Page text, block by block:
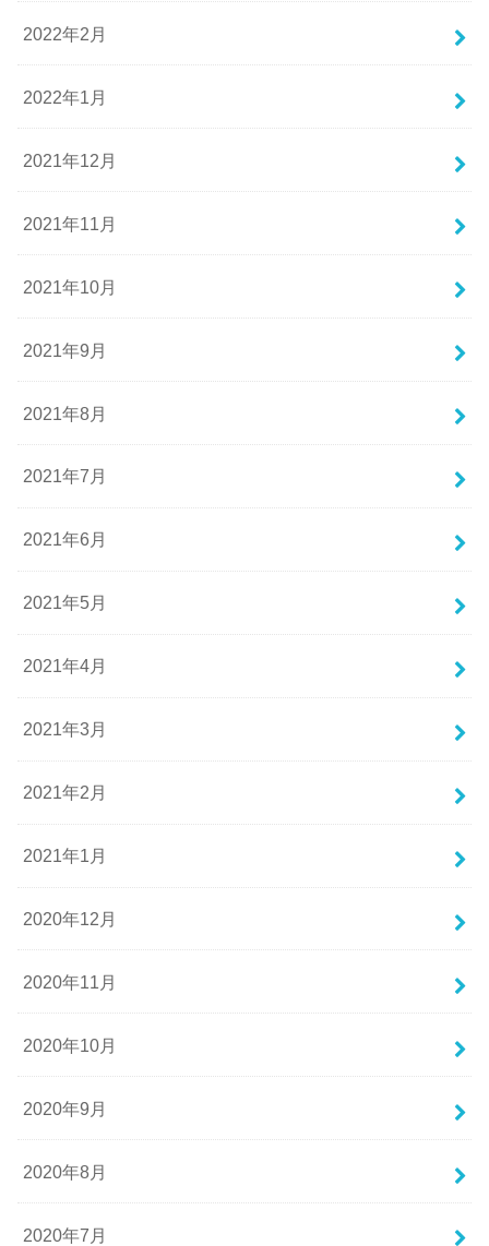
2022年2月
2022年1月
2021年12月
2021年11月
2021年10月
2021年9月
2021年8月
2021年7月
2021年6月
2021年5月
2021年4月
2021年3月
2021年2月
2021年1月
2020年12月
2020年11月
2020年10月
2020年9月
2020年8月
2020年7月